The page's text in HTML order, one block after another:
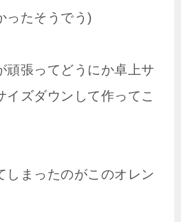
ったそうでう)
頑張ってどうにか卓上サ
イズダウンして作ってこ
しまったのがこのオレン